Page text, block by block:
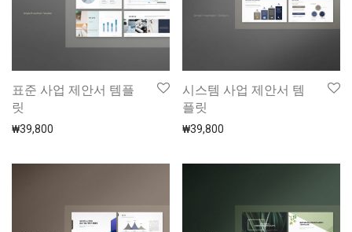
표준 사업 제안서 템플
릿
₩39,800
시스템 사업 제안서 템
플릿
₩39,800